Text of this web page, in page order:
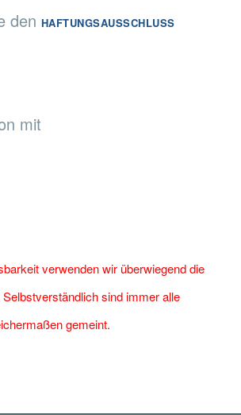
den HAFTUNGSAUSSCHLUSS
mit
verwenden wir überwiegend die
sind immer alle
gemeint.